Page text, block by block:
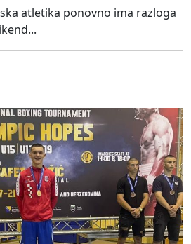
atletika ponovno ima razloga